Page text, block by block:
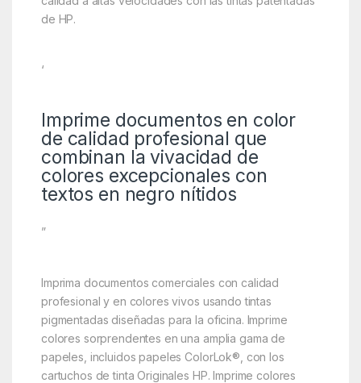
de HP.
‘
Imprime documentos en color
de calidad profesional que
combinan la vivacidad de
colores excepcionales con
textos en negro nítidos
”
Imprima documentos comerciales con calidad
profesional y en colores vivos usando tintas
pigmentadas diseñadas para la oficina. Imprime
colores sorprendentes en una amplia gama de
papeles, incluidos papeles ColorLok®, con los
cartuchos de tinta Originales HP. Imprime colores